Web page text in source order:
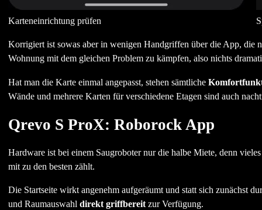
Karteneinrichtung prüfen
Korrigiert ist sowas aber in wenigen Handgriffen über die App, die
Wohnung mit dem gleichen Problem zu kämpfen, also nichts
Hat man die Karte einmal angepasst, stehen sämtliche
Wände und mehrere Karten für verschiedene Etagen sind auch
Qrevo S ProX: Roborock App
Hardware ist bei einem Saugroboter nur die halbe Miete, denn
mit zu den besten zählt.
Die Startseite wirkt angenehm aufgeräumt und statt sich zunächst
und Raumauswahl direkt griffbereitzur Verfügung.